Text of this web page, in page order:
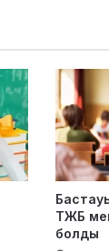
ТЖБ
болды